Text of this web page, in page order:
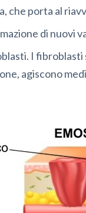
che porta al
di nuovi
I fibroblasti
agiscono